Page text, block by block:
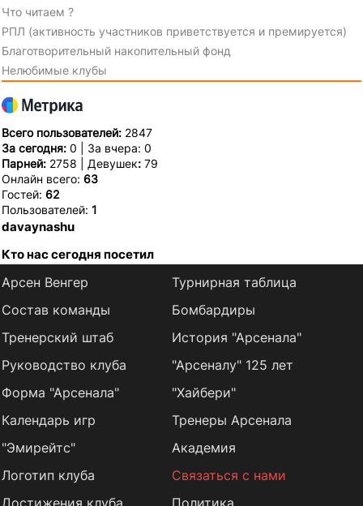
Что читаем ?
РПЛ (активность участников приветствуется и премируется)
Благотворительный накопительный фонд
Нелюбимые клубы
Всего пользователей: 2847
За сегодня: 0 | За вчера: 0
Парней: 2758 | Девушек: 79
Онлайн всего: 63
Гостей: 62
Пользователей: 1
davaynashu
Кто нас сегодня посетил
Арсен Венгер
Состав команды
Тренерский штаб
Руководство клуба
Форма "Арсенала"
Календарь игр
Турнирная таблица
Бомбардиры
История "Арсенала"
"Арсеналу" 125 лет
"Хайбери"
Тренеры Арсенала
"Эмирейтс"
Логотип клуба
Достижения клуба
Академия
Связаться с нами
Политика